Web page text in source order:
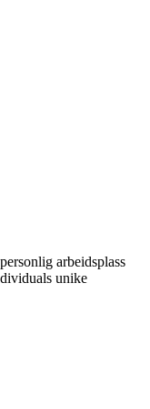
arbeidsplass
unike